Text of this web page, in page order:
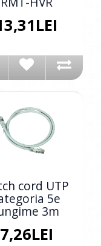
cord UTP
5e
3m
7,26LEI